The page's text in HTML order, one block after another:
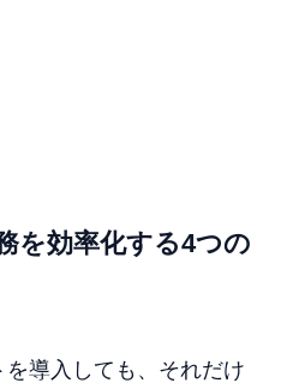
を効率化する4つの
導入しても、それだけ